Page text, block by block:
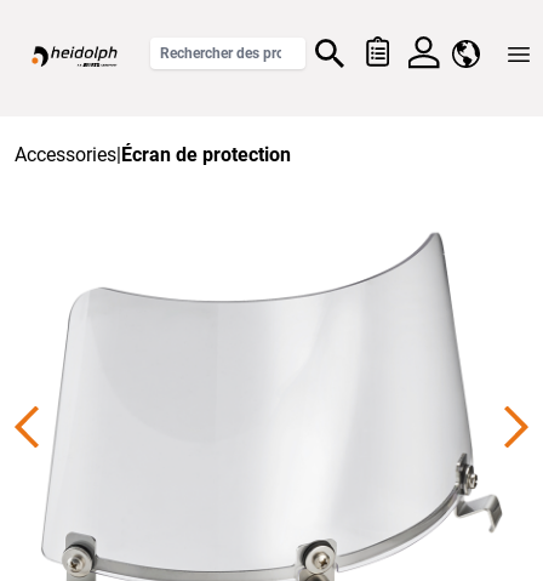
Accessories|Écran de protection